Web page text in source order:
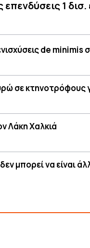
επενδύσεις 1
de
σε κτηνοτρόφους
Λάκη Χαλκιά
μπορεί να είναι